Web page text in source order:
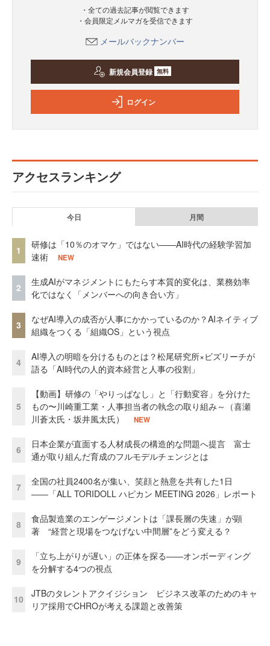
・全ての過去記事が閲覧できます
・会員限定メルマガを受信できます
メールバックナンバー
新規会員登録 無料
ログイン
アクセスランキング
今日 月間
1
研修は「10％のオマケ」ではない——AI時代の経験学習加
速術
NEW
2
生成AIがマネジメントにもたらす本質的変化は、業務効率
化ではなく「メンバーへの向き合い方」
3
なぜAI導入の成否が人事にかかっているのか？AIネイティブ
組織をつくる「組織OS」という視点
4
AI導入の明暗を分けるものとは？松尾研究所×ビズリーチが
語る「AI時代の人的資本経営と人事の役割」
5
【動画】研修の「やりっぱなし」と「行動変容」を分けた
もの〜川崎重工業・人事担当者の執念の取り組み～（喜瀬
川蒼太氏・坂井風太氏）
NEW
6
日本企業が直面する人材成長の構造的な問題へ提言 富士
通が取り組んだ育成のフルモデルチェンジとは
7
全国の社員2400名が集い、笑顔と熱意を共有した1日
――「ALL TORIDOLL ハピカン MEETING 2026」レポート
8
食品製造業のエンゲージメントは「課長層の失速」が顕
著 “経営と現場をつなげない中間層”をどう変える？
9
「立ち上がりが遅い」の正体を探る——オンボーディング
を分解する4つの視点
10
JTBのタレントアクイジション ビジネス改革のためのキャ
リア採用でCHROが考える課題と改善策